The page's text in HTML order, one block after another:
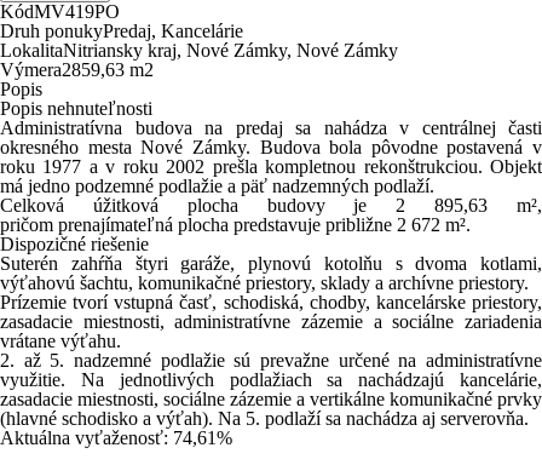
KódMV419PO
Druh ponukyPredaj, Kancelárie
LokalitaNitriansky kraj, Nové Zámky, Nové Zámky
Výmera2859,63 m2
Popis
Popis nehnuteľnosti
Administratívna budova na predaj sa nahádza v centrálnej časti
okresného mesta Nové Zámky. Budova bola pôvodne postavená v
roku 1977 a v roku 2002 prešlakompletnou rekonštrukciou. Objekt
má jedno podzemné podlažie a päť nadzemných podlaží.
Celková úžitková plocha budovy je 2 895,63 m²,
pričom prenajímateľná plocha predstavuje približne 2 672 m².
Dispozičné riešenie
Suterén zahŕňa štyri garáže, plynovú kotolňu s dvoma kotlami,
výťahovú šachtu, komunikačné priestory, sklady a archívne priestory.
Prízemie tvorí vstupná časť, schodiská, chodby, kancelárske priestory,
zasadacie miestnosti, administratívne zázemie a sociálne zariadenia
vrátane výťahu.
2. až 5. nadzemné podlažiesú prevažne určené na administratívne
využitie. Na jednotlivých podlažiach sa nachádzajú kancelárie,
zasadacie miestnosti, sociálne zázemie a vertikálne komunikačné prvky
(hlavné schodisko a výťah). Na 5. podlažísa nachádza aj serverovňa.
Aktuálna vyťaženosť: 74,61%